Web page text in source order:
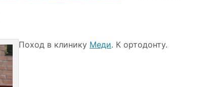
Поход в клинику Меди. К ортодонту.